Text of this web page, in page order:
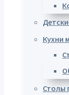
Кухни
Столы